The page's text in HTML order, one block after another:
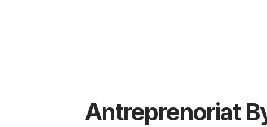
Antreprenoriat